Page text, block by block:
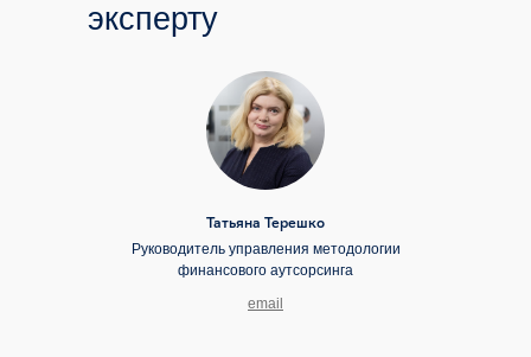
Татьяна Терешко
Руководитель управления методологии
финансового аутсорсинга
email
эксперту